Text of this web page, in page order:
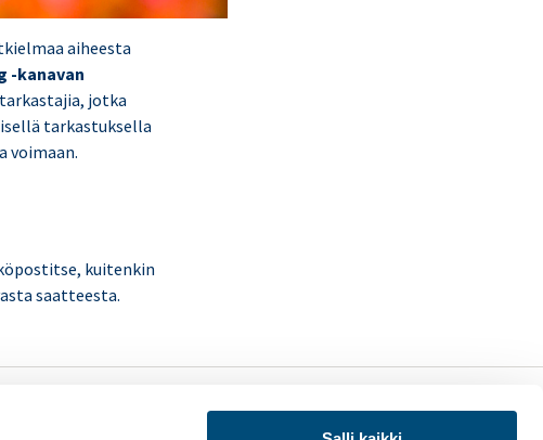
aiheesta
-kanavan
jotka
tarkastuksella
voimaan.
kuitenkin
saatteesta.
LinkedIn